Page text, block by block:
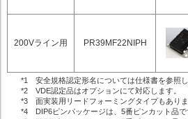
200Vライン用 PR39MF22NIPH
*1 安全規格認定形名については仕様書を参照し
*2 VDE認定品はオプションにて対応します。
*3 面実装用リードフォーミングタイプもありま
*4 DIP6ピンパッケージは、5番ピンカット品で